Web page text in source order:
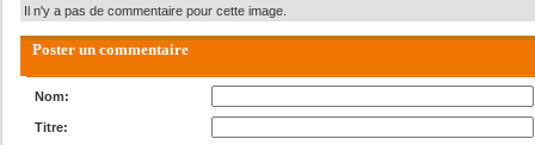
Il n'y a pas de commentaire pour cette image.
Poster un commentaire
Nom:
Titre: